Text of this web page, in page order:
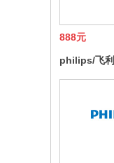
888元
philips/飞
轨射灯展厅